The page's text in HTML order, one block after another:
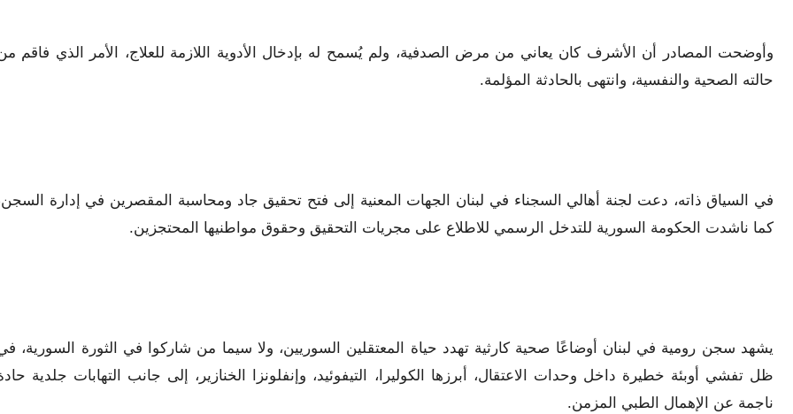
وأوضحت المصادر أن الأشرف كان يعاني من مرض الصدفية، ولم يُسمح له بإدخال الأدوية اللازمة للعلاج، الأمر الذي فاقم
حالته الصحية والنفسية، وانتهى بالحادثة المؤلمة.
في السياق ذاته، دعت لجنة أهالي السجناء في لبنان الجهات المعنية إلى فتح تحقيق جاد ومحاسبة المقصرين في إدارة
كما ناشدت الحكومة السورية للتدخل الرسمي للاطلاع على مجريات التحقيق وحقوق مواطنيها المحتجزين.
يشهد سجن رومية في لبنان أوضاعًا صحية كارثية تهدد حياة المعتقلين السوريين، ولا سيما من شاركوا في الثورة السورية،
ظل تفشي أوبئة خطيرة داخل وحدات الاعتقال، أبرزها الكوليرا، التيفوئيد، وإنفلونزا الخنازير، إلى جانب التهابات جلدية
ناجمة عن الإهمال الطبي المزمن.